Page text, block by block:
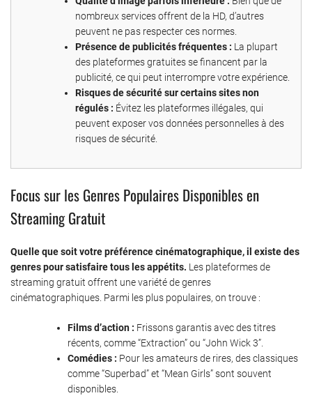
nombreux services offrent de la HD, d’autres
peuvent ne pas respecter ces normes.
Présence de publicités fréquentes : La plupart
des plateformes gratuites se financent par la
publicité, ce qui peut interrompre votre expérience.
Risques de sécurité sur certains sites non
régulés : Évitez les plateformes illégales, qui
peuvent exposer vos données personnelles à des
risques de sécurité.
Focus sur les Genres Populaires Disponibles en
Streaming Gratuit
Quelle que soit votre préférence cinématographique, il existe des
genres pour satisfaire tous les appétits. Les plateformes de
streaming gratuit offrent une variété de genres
cinématographiques. Parmi les plus populaires, on trouve :
Films d’action : Frissons garantis avec des titres
récents, comme “Extraction” ou “John Wick 3”.
Comédies : Pour les amateurs de rires, des classiques
comme “Superbad” et “Mean Girls” sont souvent
disponibles.